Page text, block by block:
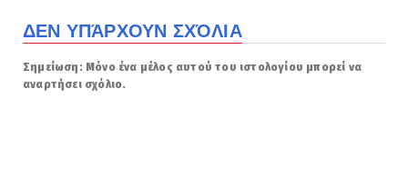
ΔΕΝ ΥΠΆΡΧΟΥΝ ΣΧΌΛΙΑ
Σημείωση: Μόνο ένα μέλος αυτού του ιστολογίου μπορεί να
αναρτήσει σχόλιο.